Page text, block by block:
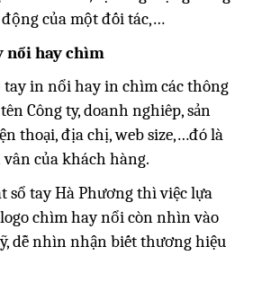
của một đối tác,…
nổi hay chìm
tay in nổi hay in chìm các thông
Công ty, doanh nghiêp, sản
thoại, địa chị, web size,…đó là
của khách hàng.
sổ tay Hà Phương thì việc lựa
chìm hay nổi còn nhìn vào
dễ nhìn nhận biết thương hiệu